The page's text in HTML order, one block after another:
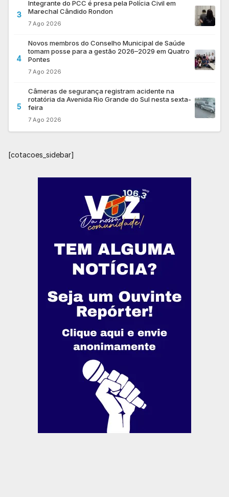
3
Integrante do PCC é presa pela Polícia Civil em
Marechal Cândido Rondon
7 Ago 2026
4
Novos membros do Conselho Municipal de Saúde
tomam posse para a gestão 2026–2029 em Quatro
Pontes
7 Ago 2026
5
Câmeras de segurança registram acidente na
rotatória da Avenida Rio Grande do Sul nesta sexta-
feira
7 Ago 2026
[cotacoes_sidebar]